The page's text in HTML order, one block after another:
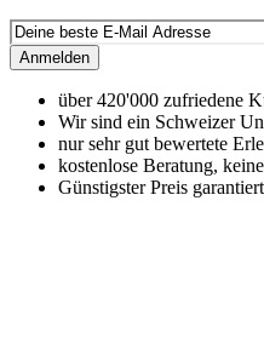
Anmelden
über 420'000 zufriedene
Wir sind ein Schweizer
nur sehr gut bewertete
kostenlose Beratung,
Günstigster Preis garantiert